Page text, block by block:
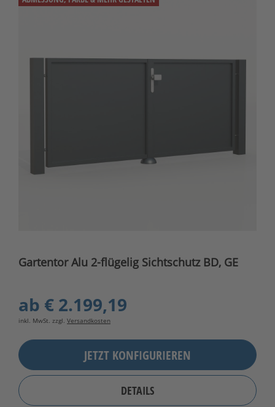
Gartentor Alu 2-flügelig Sichtschutz BD, GE
ab € 2.199,19
inkl. MwSt. zzgl. Versandkosten
JETZT KONFIGURIEREN
DETAILS